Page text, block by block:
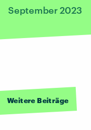
September 2023
Weitere Beiträge